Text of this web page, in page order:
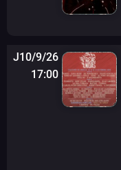
J10/9/26
17:00